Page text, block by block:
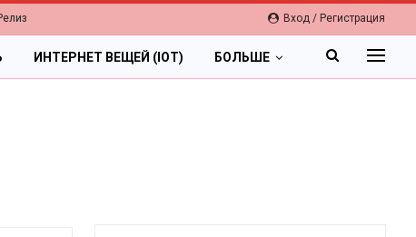
Вход / Регистрация
ИНТЕРНЕТ ВЕЩЕЙ (IOT) БОЛЬШЕ